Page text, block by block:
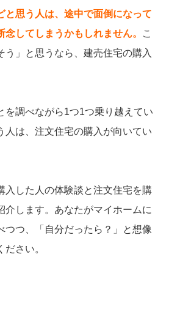
と思う人は、途中で面倒になって
してしまうかもしれません。
こ
う」と思うなら、建売住宅の購入
を調べながら1つ1つ乗り越えてい
人は、注文住宅の購入が向いてい
入した人の体験談と注文住宅を購
介します。あなたがマイホームに
つつ、「自分だったら？」と想像
さい。